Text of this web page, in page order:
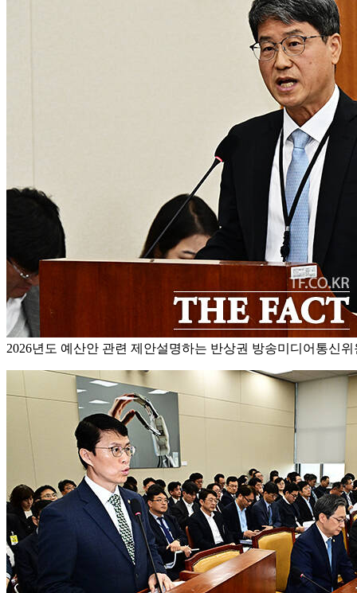
2026년도 예산안 관련 제안설명하는 반상권 방송미디어통신